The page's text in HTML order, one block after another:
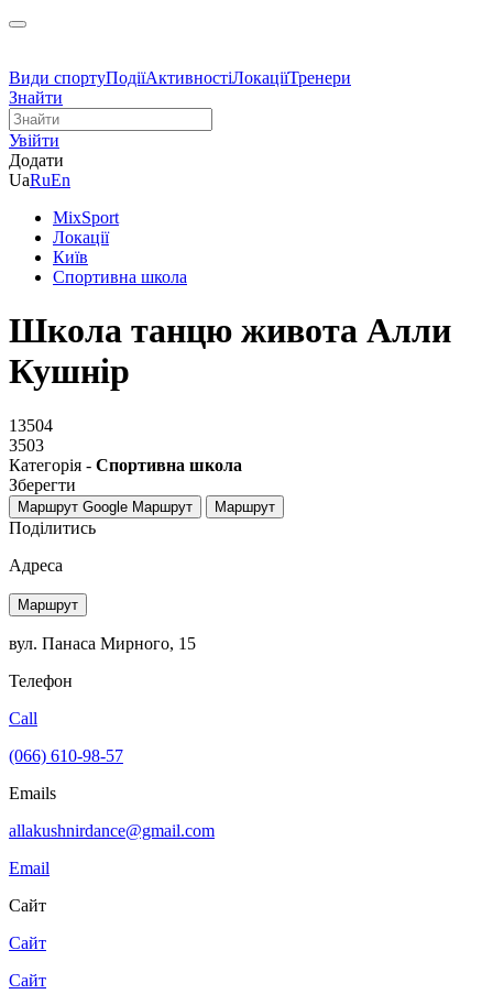
Види спортуПодіїАктивностіЛокаціїТренери
Знайти
Увійти
Додати
UaRuEn
MixSport
Локації
Київ
Спортивна школа
Школа танцю живота Алли
Кушнір
13504
3503
Категорія - Спортивна школа
Зберегти
Маршрут Google Маршрут Маршрут
Поділитись
Адреса
Маршрут
вул. Панаса Мирного, 15
Телефон
Call
(066) 610-98-57
Emails
allakushnirdance@gmail.com
Email
Сайт
Сайт
Сайт